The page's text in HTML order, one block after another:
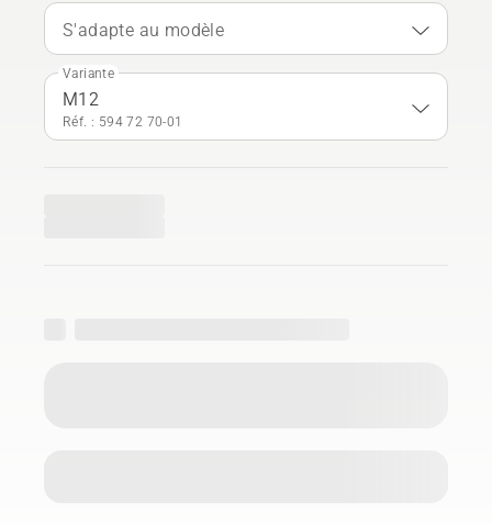
S'adapte au modèle
Variante
M12
Réf. : 594 72 70‑01